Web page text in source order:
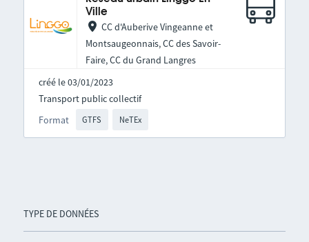
TYPE DE DONNÉES
Ville
CC d'Auberive Vingeanne et
Montsaugeonnais, CC des Savoir-
Faire, CC du Grand Langres
créé le 03/01/2023
Format GTFS NeTEx
Transport public collectif